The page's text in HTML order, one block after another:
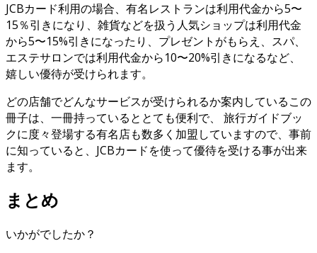
JCBカード利用の場合、有名レストランは利用代金から5〜
15％引きになり、雑貨などを扱う人気ショップは利用代金
から5〜15%引きになったり、プレゼントがもらえ、スパ、
エステサロンでは利用代金から10〜20%引きになるなど、
嬉しい優待が受けられます。
どの店舗でどんなサービスが受けられるか案内しているこの
冊子は、一冊持っているととても便利で、 旅行ガイドブッ
クに度々登場する有名店も数多く加盟していますので、事前
に知っていると、JCBカードを使って優待を受ける事が出来
ます。
まとめ
いかがでしたか？